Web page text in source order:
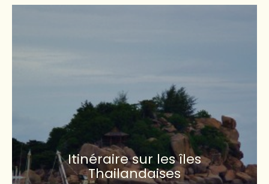
Itinéraire sur les îles
Thailandaises